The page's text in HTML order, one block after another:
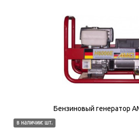
Бензиновый генератор
в наличии: шт.